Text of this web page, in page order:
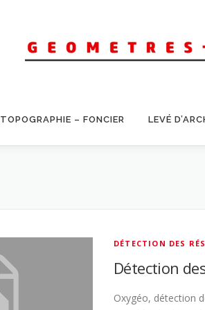
TOPOGRAPHIE – FONCIER LEVÉ
DÉTECTION DES
Détection
Oxygéo, détection